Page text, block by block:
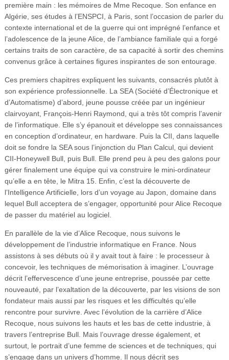
première main : les mémoires de Mme Recoque. Son enfance en
Algérie, ses études à l’ENSPCI, à Paris, sont l’occasion de parler du
contexte international et de la guerre qui ont imprégné l’enfance et
l’adolescence de la jeune Alice, de l’ambiance familiale qui a forgé
certains traits de son caractère, de sa capacité à sortir des chemins
convenus grâce à certaines figures inspirantes de son entourage.
Ces premiers chapitres expliquent les suivants, consacrés plutôt à
son expérience professionnelle. La SEA (Société d’Électronique et
d’Automatisme) d’abord, jeune pousse créée par un ingénieur
clairvoyant, François-Henri Raymond, qui a très tôt compris l’avenir
de l’informatique. Elle s’y épanouit et développe ses connaissances
en conception d’ordinateur, en hardware. Puis la CII, dans laquelle
doit se fondre la SEA sous l’injonction du Plan Calcul, qui devient
CII-Honeywell Bull, puis Bull. Elle prend peu à peu des galons pour
gérer finalement une équipe qui va construire le mini-ordinateur
qu’elle a en tête, le Mitra 15. Enfin, c’est la découverte de
l’Intelligence Artificielle, lors d’un voyage au Japon, domaine dans
lequel Bull acceptera de s’engager, opportunité pour Alice Recoque
de passer du matériel au logiciel.
En parallèle de la vie d’Alice Recoque, nous suivons le
développement de l’industrie informatique en France. Nous
assistons à ses débuts où il y avait tout à faire : le processeur à
concevoir, les techniques de mémorisation à imaginer. L’ouvrage
décrit l’effervescence d’une jeune entreprise, poussée par cette
nouveauté, par l’exaltation de la découverte, par les visions de son
fondateur mais aussi par les risques et les difficultés qu’elle
rencontre pour survivre. Avec l’évolution de la carrière d’Alice
Recoque, nous suivons les hauts et les bas de cette industrie, à
travers l’entreprise Bull. Mais l’ouvrage dresse également, et
surtout, le portrait d’une femme de sciences et de techniques, qui
s’engage dans un univers d’homme. Il nous décrit ses